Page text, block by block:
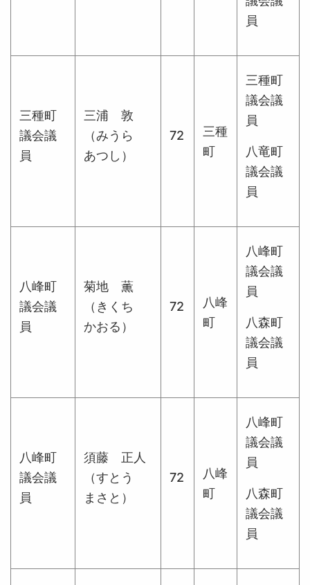
員
三種町
議会議
員
三浦 敦
（みうら
あつし）
72
三種
町
三種町
議会議
員
八竜町
議会議
員
八峰町
議会議
員
菊地 薫
（きくち
かおる）
72
八峰
町
八峰町
議会議
員
八森町
議会議
員
八峰町
議会議
員
須藤 正人
（すとう
まさと）
72
八峰
町
八峰町
議会議
員
八森町
議会議
員